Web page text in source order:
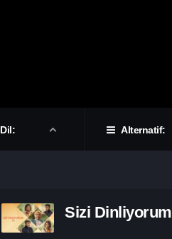
Dil: Alternatif:
Sizi Dinliyorum